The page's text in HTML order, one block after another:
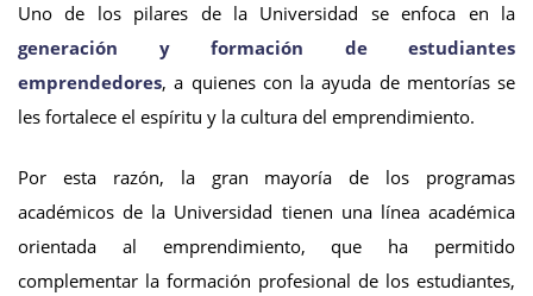
Uno de los pilares de la Universidad se enfoca en la
generación y formación de estudiantes
emprendedores, a quienes con la ayuda de mentorías se
les fortalece el espíritu y la cultura del emprendimiento.
Por esta razón, la gran mayoría de los programas
académicos de la Universidad tienen una línea académica
orientada al emprendimiento, que ha permitido
complementar la formación profesional de los estudiantes,